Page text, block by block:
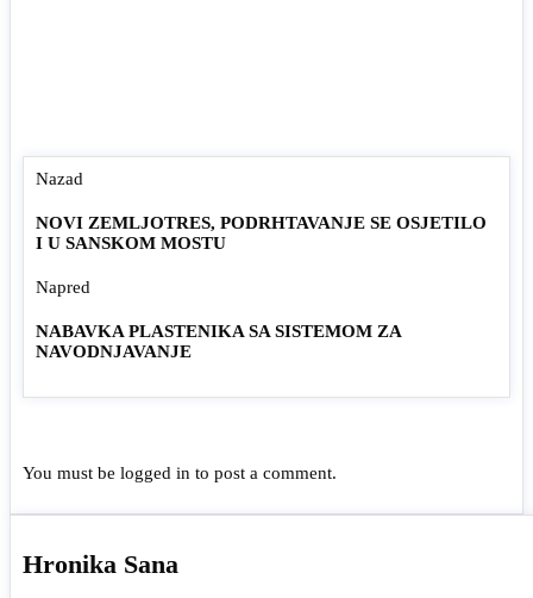
Nazad
NOVI ZEMLJOTRES, PODRHTAVANJE SE OSJETILO
I U SANSKOM MOSTU
Napred
NABAVKA PLASTENIKA SA SISTEMOM ZA
NAVODNJAVANJE
You must be logged in to post a comment.
Hronika Sana